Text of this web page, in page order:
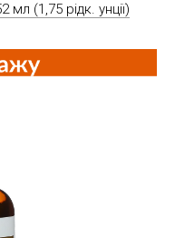
мл (1,75 рідк. унції)